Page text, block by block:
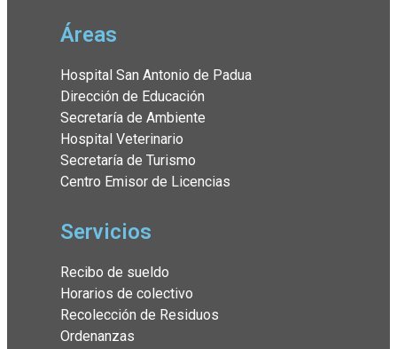
Áreas
Hospital San Antonio de Padua
Dirección de Educación
Secretaría de Ambiente
Hospital Veterinario
Secretaría de Turismo
Centro Emisor de Licencias
Servicios
Recibo de sueldo
Horarios de colectivo
Recolección de Residuos
Ordenanzas